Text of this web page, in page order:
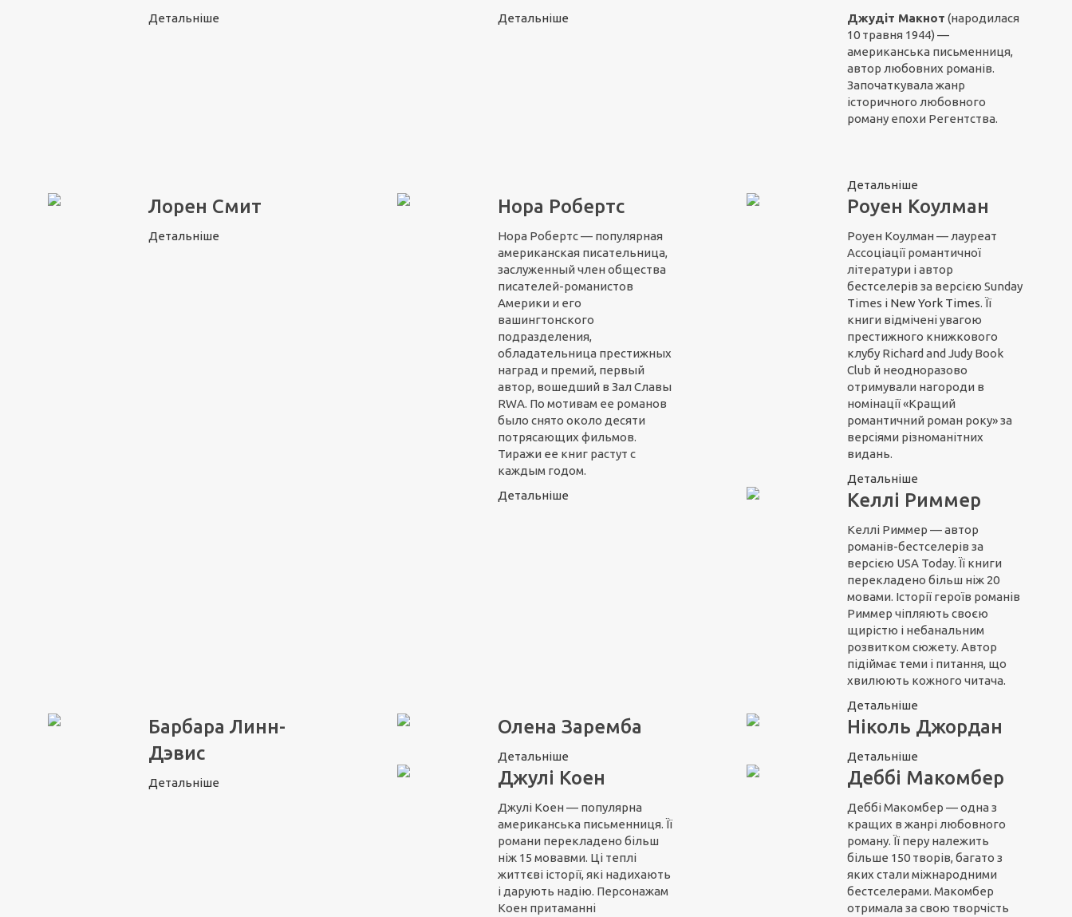
Детальніше Детальніше Джудіт Макнот (народилася
10 травня 1944) —
американська письменниця,
автор любовних романів.
Започаткувала жанр
історичного любовного
роману епохи Регентства.
Детальніше
Лорен Смит
Детальніше
Нора Робертс
Нора Робертс — популярная
американская писательница,
заслуженный член общества
писателей-романистов
Америки и его
вашингтонского
подразделения,
обладательница престижных
наград и премий, первый
автор, вошедший в Зал Славы
RWA. По мотивам ее романов
было снято около десяти
потрясающих фильмов.
Тиражи ее книг растут с
каждым годом.
Детальніше
Роуен Коулман
Роуен Коулман — лауреат
Ассоціації романтичної
літератури і автор
бестселерів за версією Sunday
Times і New York Times. Її
книги відмічені увагою
престижного книжкового
клубу Richard and Judy Book
Club й неодноразово
отримували нагороди в
номінації «Кращий
романтичний роман року» за
версіями різноманітних
видань.
Детальніше
Келлі Риммер
Келлі Риммер — автор
романів-бестселерів за
версією USA Today. Її книги
перекладено більш ніж 20
мовами. Історії героїв романів
Риммер чіпляють своєю
щирістю і небанальним
розвитком сюжету. Автор
підіймає теми і питання, що
хвилюють кожного читача.
Детальніше
Барбара Линн-
Дэвис
Детальніше
Олена Заремба
Детальніше
Ніколь Джордан
Детальніше
Джулі Коен
Джулі Коен — популярна
американська письменниця. Її
романи перекладено більш
ніж 15 мовавми. Ці теплі
життєві історії, які надихають
і дарують надію. Персонажам
Коен притаманні
Деббі Макомбер
Деббі Макомбер — одна з
кращих в жанрі любовного
роману. Її перу належить
більше 150 творів, багато з
яких стали міжнародними
бестселерами. Макомбер
отримала за свою творчість